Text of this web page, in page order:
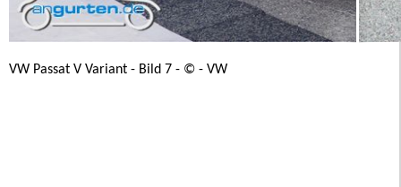
VW Passat V Variant - Bild 7 - © - VW